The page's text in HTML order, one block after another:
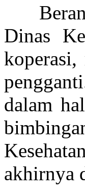
Dinas
koperasi,
dalam
akhirnya